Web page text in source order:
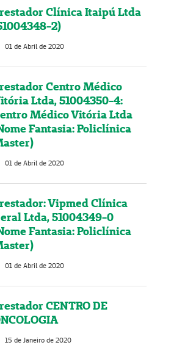
Clínica Itaipú Ltda
2)
01 de Abril de 2020
Centro Médico
Ltda, 51004350-4:
Médico Vitória Ltda
Fantasia: Policlínica
01 de Abril de 2020
Vipmed Clínica
Ltda, 51004349-0
Fantasia: Policlínica
01 de Abril de 2020
CENTRO DE
15 de Janeiro de 2020